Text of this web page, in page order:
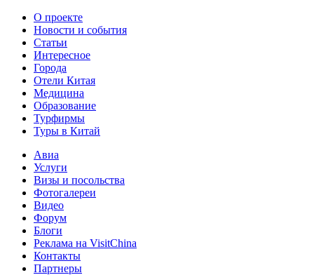
О проекте
Новости и события
Статьи
Интересное
Города
Отели Китая
Медицина
Образование
Турфирмы
Туры в Китай
Авиа
Услуги
Визы и посольства
Фотогалереи
Видео
Форум
Блоги
Реклама на VisitChina
Контакты
Партнеры